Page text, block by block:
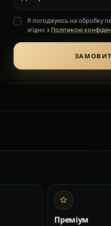
Я погоджуюсь на обробку
згідно з Політикою
Преміум